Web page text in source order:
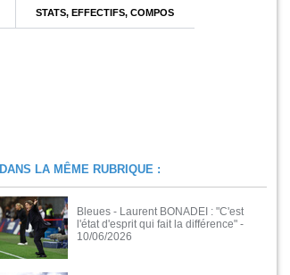
STATS, EFFECTIFS, COMPOS
DANS LA MÊME RUBRIQUE :
Bleues - Laurent BONADEI : "C'est
l'état d'esprit qui fait la différence" -
10/06/2026